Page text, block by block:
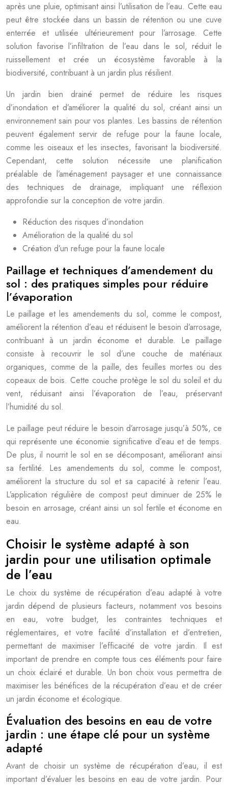
après une pluie, optimisant ainsi l’utilisation de l’eau. Cette eau
peut être stockée dans un bassin de rétention ou une cuve
enterrée et utilisée ultérieurement pour l’arrosage. Cette
solution favorise l’infiltration de l’eau dans le sol, réduit le
ruissellement et crée un écosystème favorable à la
biodiversité, contribuant à un jardin plus résilient.
Un jardin bien drainé permet de réduire les risques
d’inondation et d’améliorer la qualité du sol, créant ainsi un
environnement sain pour vos plantes. Les bassins de rétention
peuvent également servir de refuge pour la faune locale,
comme les oiseaux et les insectes, favorisant la biodiversité.
Cependant, cette solution nécessite une planification
préalable de l’aménagement paysager et une connaissance
des techniques de drainage, impliquant une réflexion
approfondie sur la conception de votre jardin.
Réduction des risques d’inondation
Amélioration de la qualité du sol
Création d’un refuge pour la faune locale
Paillage et techniques d’amendement du
sol : des pratiques simples pour réduire
l’évaporation
Le paillage et les amendements du sol, comme le compost,
améliorent la rétention d’eau et réduisent le besoin d’arrosage,
contribuant à un jardin économe et durable. Le paillage
consiste à recouvrir le sol d’une couche de matériaux
organiques, comme de la paille, des feuilles mortes ou des
copeaux de bois. Cette couche protège le sol du soleil et du
vent, réduisant ainsi l’évaporation de l’eau, préservant
l’humidité du sol.
Le paillage peut réduire le besoin d’arrosage jusqu’à 50%, ce
qui représente une économie significative d’eau et de temps.
De plus, il nourrit le sol en se décomposant, améliorant ainsi
sa fertilité. Les amendements du sol, comme le compost,
améliorent la structure du sol et sa capacité à retenir l’eau.
L’application régulière de compost peut diminuer de 25% le
besoin en arrosage, créant ainsi un sol fertile et économe en
eau.
Choisir le système adapté à son
jardin pour une utilisation optimale
de l’eau
Le choix du système de récupération d’eau adapté à votre
jardin dépend de plusieurs facteurs, notamment vos besoins
en eau, votre budget, les contraintes techniques et
réglementaires, et votre facilité d’installation et d’entretien,
permettant de maximiser l’efficacité de votre jardin. Il est
important de prendre en compte tous ces éléments pour faire
un choix éclairé et durable. Un bon choix vous permettra de
maximiser les bénéfices de la récupération d’eau et de créer
un jardin économe et écologique.
Évaluation des besoins en eau de votre
jardin : une étape clé pour un système
adapté
Avant de choisir un système de récupération d’eau, il est
important d’évaluer les besoins en eau de votre jardin. Pour